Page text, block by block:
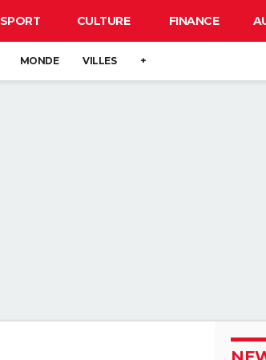
SPORT CULTURE FINANCE
MONDE VILLES +